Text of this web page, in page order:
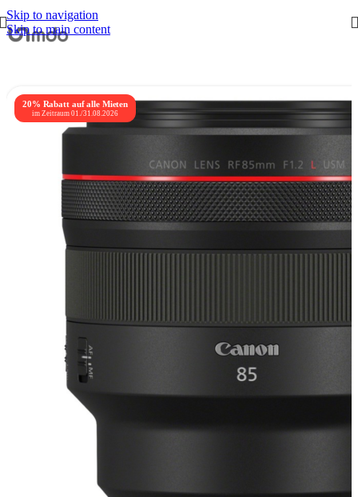
Skip to navigation
Skip to main content
Top Produkte von Canon.
20% Rabatt auf alle Mieten
im Zeitraum 01./31.08.2026